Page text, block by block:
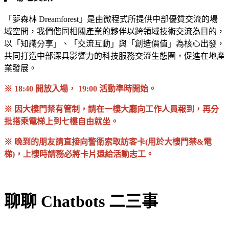
「夢森林 Dreamforest」是由微程式所提供中部優質交流的場
域空間，我們偕同相關產業的夥伴以跨領域技術交流為目的，
以「知識分享」、「交流互動」與「創造價值」為核心出發，
共同打造中部深具影響力的科技服務交流生態圈，促進在地產
業發展。
※ 18:40 開放入場， 19:00 活動準時開始。
※ 因大樓門禁有管制，請在一樓大廳向工作人員報到，再分
批搭乘電梯上到七樓自由就坐。
※ 晚到的朋友請直接向警衛索取訪客卡(用於大樓門禁&電
梯)，上樓時請務必將卡片還給活動志工。
聊聊 Chatbots 二三事